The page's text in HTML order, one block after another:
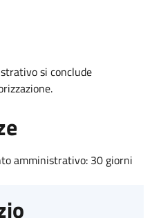
si conclude
amministrativo: 30 giorni